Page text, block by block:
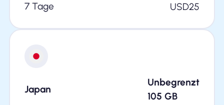
7 Tage
USD25
Japan
Unbegrenzt
105 GB